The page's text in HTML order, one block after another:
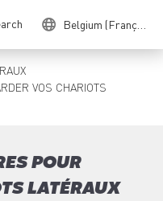
Belgium (Français)
VOS CHARIOTS
POUR
LATÉRAUX